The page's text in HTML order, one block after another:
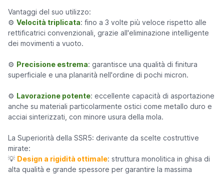
Vantaggi del suo utilizzo:
⚙ Velocità triplicata: fino a 3 volte più veloce rispetto alle
rettificatrici convenzionali, grazie all'eliminazione intelligente
dei movimenti a vuoto.
⚙ Precisione estrema: garantisce una qualità di finitura
superficiale e una planarità nell'ordine di pochi micron.
⚙ Lavorazione potente: eccellente capacità di asportazione
anche su materiali particolarmente ostici come metallo duro e
acciai sinterizzati, con minore usura della mola.
La Superiorità della SSR5: derivante da scelte costruttive
mirate:
💡 Design a rigidità ottimale: struttura monolitica in ghisa di
alta qualità e grande spessore per garantire la massima